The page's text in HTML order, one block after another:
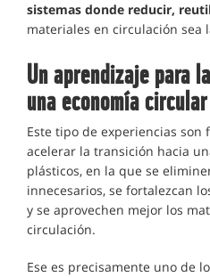
sistemas donde reducir,
materiales en circulación sea
Un aprendizaje para
una economía circular
Este tipo de experiencias son
acelerar la transición hacia
plásticos, en la que se
innecesarios, se fortalezcan
y se aprovechen mejor los
circulación.
Ese es precisamente uno de